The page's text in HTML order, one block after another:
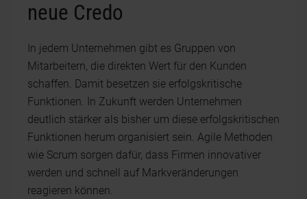
neue Credo
In jedem Unternehmen gibt es Gruppen von
Mitarbeitern, die direkten Wert für den Kunden
schaffen. Damit besetzen sie erfolgskritische
Funktionen. In Zukunft werden Unternehmen
deutlich stärker als bisher um diese erfolgskritischen
Funktionen herum organisiert sein. Agile Methoden
wie Scrum sorgen dafür, dass Firmen innovativer
werden und schnell auf Markveränderungen
reagieren können.